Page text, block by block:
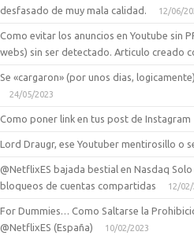
desfasado de muy mala calidad.
12/06/
Como evitar los anuncios en Youtube sin
webs) sin ser detectado. Articulo creado
Se «cargaron» (por unos dias,
24/05/2023
Como poner link en tus post de Instagram
Lord Draugr, ese Youtuber mentirosillo o
@NetflixES bajada bestial en Nasdaq
bloqueos de cuentas compartidas
12/02/
For Dummies… Como Saltarse la
@NetflixES (España)
10/02/2023